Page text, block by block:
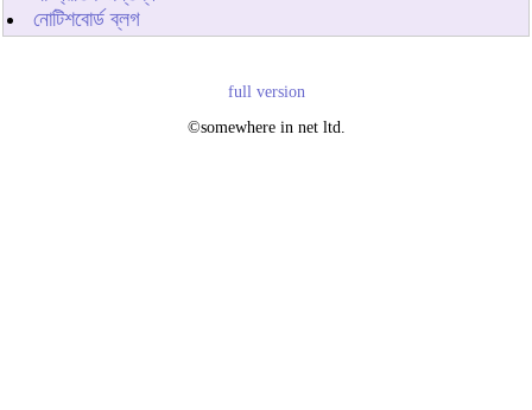
নোটিশবোর্ড ব্লগ
full version
©somewhere in net ltd.